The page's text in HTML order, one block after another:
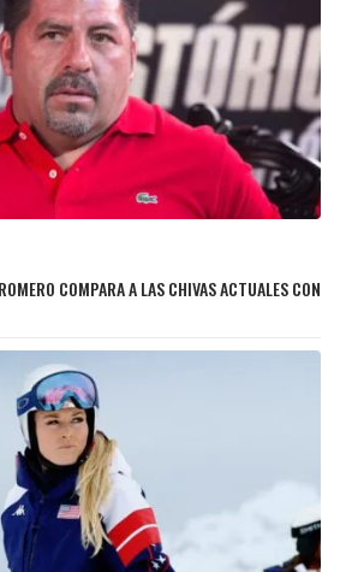
COMPARA A LAS CHIVAS ACTUALES CON